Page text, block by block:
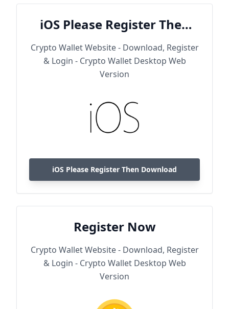
iOS Please Register Then
Download
Crypto Wallet Website - Download, Register
& Login - Crypto Wallet Desktop Web
Version
iOS Please Register Then Download
Register Now
Crypto Wallet Website - Download, Register
& Login - Crypto Wallet Desktop Web
Version